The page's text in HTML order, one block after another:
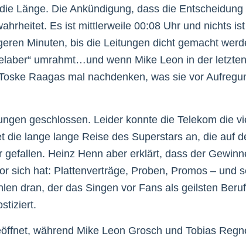
Länge. Die Ankündigung, dass die
Es ist mittlerweile 00:08 Uhr und nichts
Minuten, bis die Leitungen dicht gemacht
umrahmt…und wenn Mike Leon in der
Raagas mal nachdenken, was sie vor
geschlossen. Leider konnte die Telekom die
die lange lange Reise des Superstars an, die auf
gefallen. Heinz Henn aber erklärt, dass der
sich hat: Plattenverträge, Proben, Promos – und
dran, der das Singen vor Fans als geilsten
während Mike Leon Grosch und Tobias